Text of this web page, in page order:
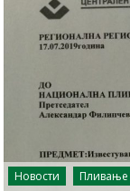
Новости Пливање